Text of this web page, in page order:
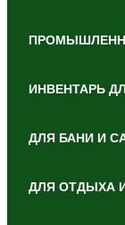
ИНВЕНТАРЬ
ДЛЯ БАНИ И
ДЛЯ ОТДЫХА